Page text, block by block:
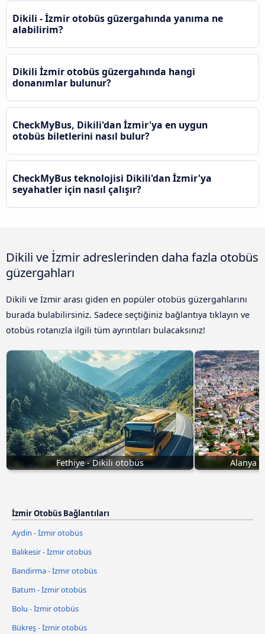
Dikili - İzmir otobüs güzergahında yanıma ne
alabilirim?
Dikili İzmir otobüs güzergahında hangi
donanımlar bulunur?
CheckMyBus, Dikili'dan İzmir'ya en uygun
otobüs biletlerini nasıl bulur?
CheckMyBus teknolojisi Dikili'dan İzmir'ya
seyahatler için nasıl çalışır?
Dikili ve İzmir adreslerinden daha fazla otobüs
güzergahları
Dikili ve İzmir arası giden en popüler otobüs güzergahlarını
burada bulabilirsiniz. Sadece seçtiğiniz bağlantıya tıklayın ve
otobüs rotanızla ilgili tüm ayrıntıları bulacaksınız!
Fethiye - Dikili otobüs Alanya
İzmir Otobüs Bağlantıları
Aydin - İzmir otobüs
Balıkesir - İzmir otobüs
Bandirma - İzmir otobüs
Batum - İzmir otobüs
Bolu - İzmir otobüs
Bükreş - İzmir otobüs